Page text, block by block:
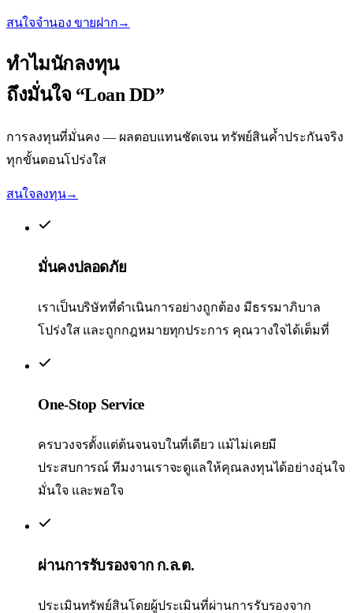
สนใจจำนอง ขายฝาก→
ทำไมนักลงทุน
ถึงมั่นใจ “Loan DD”
การลงทุนที่มั่นคง — ผลตอบแทนชัดเจน ทรัพย์สินค้ำประกันจริง
ทุกขั้นตอนโปร่งใส
สนใจลงทุน→
มั่นคงปลอดภัย
เราเป็นบริษัทที่ดำเนินการอย่างถูกต้อง มีธรรมาภิบาล
โปร่งใส และถูกกฎหมายทุกประการ คุณวางใจได้เต็มที่
One-Stop Service
ครบวงจรตั้งแต่ต้นจนจบในที่เดียว แม้ไม่เคยมี
ประสบการณ์ ทีมงานเราจะดูแลให้คุณลงทุนได้อย่างอุ่นใจ
มั่นใจ และพอใจ
ผ่านการรับรองจาก ก.ล.ต.
ประเมินทรัพย์สินโดยผู้ประเมินที่ผ่านการรับรองจาก